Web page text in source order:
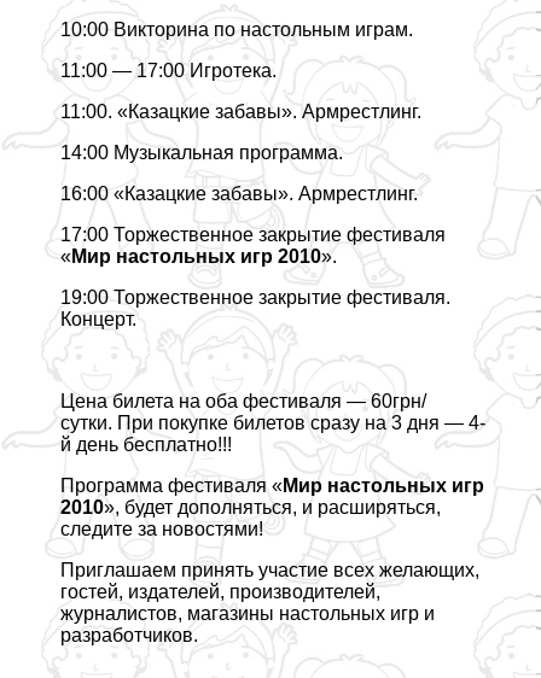
10:00 Викторина по настольным играм.
11:00 — 17:00 Игротека.
11:00. «Казацкие забавы». Армрестлинг.
14:00 Музыкальная программа.
16:00 «Казацкие забавы». Армрестлинг.
17:00 Торжественное закрытие фестиваля
«Мир настольных игр 2010».
19:00 Торжественное закрытие фестиваля.
Концерт.
Цена билета на оба фестиваля — 60грн/
сутки. При покупке билетов сразу на 3 дня — 4-
й день бесплатно!!!
Программа фестиваля «Мир настольных игр
2010», будет дополняться, и расширяться,
следите за новостями!
Приглашаем принять участие всех желающих,
гостей, издателей, производителей,
журналистов, магазины настольных игр и
разработчиков.